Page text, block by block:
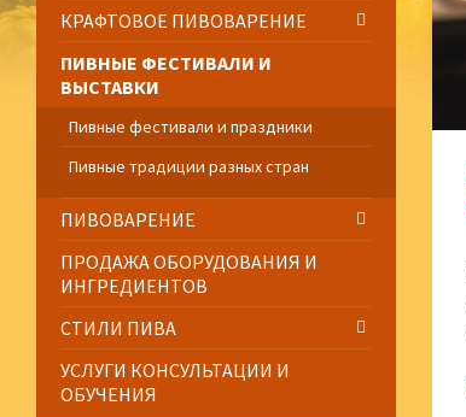
КРАФТОВОЕ ПИВОВАРЕНИЕ
ПИВНЫЕ ФЕСТИВАЛИ И
ВЫСТАВКИ
Пивные фестивали и праздники
Пивные традиции разных стран
ПИВОВАРЕНИЕ
ПРОДАЖА ОБОРУДОВАНИЯ И
ИНГРЕДИЕНТОВ
СТИЛИ ПИВА
УСЛУГИ КОНСУЛЬТАЦИИ И
ОБУЧЕНИЯ